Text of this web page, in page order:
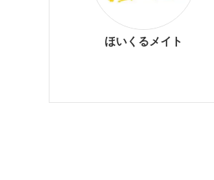
ほいくるメイト